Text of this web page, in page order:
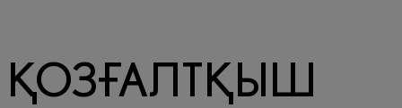
ҚОЗҒАЛТҚЫШ